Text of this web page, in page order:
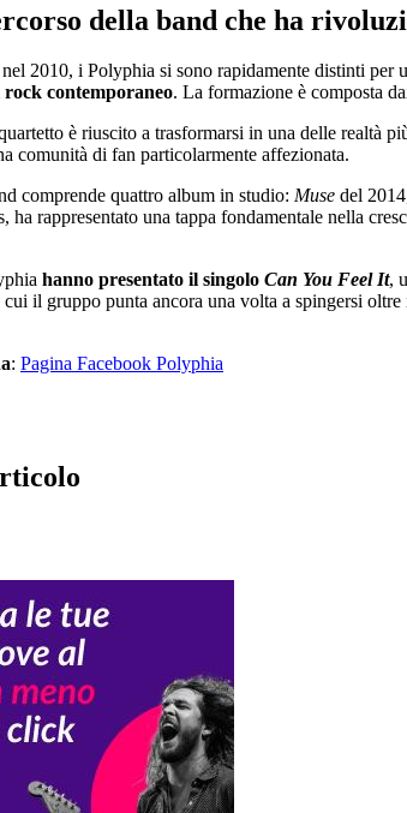
della band che ha
2010, i Polyphia si sono rapidamente distinti
rock contemporaneo. La formazione è composta
è riuscito a trasformarsi in una delle realtà
comunità di fan particolarmente affezionata.
comprende quattro album in studio: Muse del
ha rappresentato una tappa fondamentale nella
hanno presentato il singolo Can You Feel It,
il gruppo punta ancora una volta a spingersi
: Pagina Facebook Polyphia